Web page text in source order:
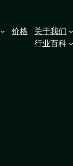
价格
关于我们
行业百科